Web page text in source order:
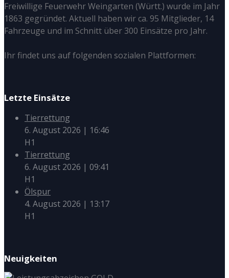
Freiwillige Feuerwehr Weingarten (Württ.) wurde im Jahr
1863 gegründet. Aktuell haben wir ca. 95 Mitglieder, 14
Fahrzeuge und im Schnitt über 300 Einsätze pro Jahr.
Ihr findet uns auf folgenden sozialen Plattformen:
Letzte Einsätze
Tierrettung
6. August 2026 | 16:46
H1
Tierrettung
6. August 2026 | 09:41
H1
Ölspur
4. August 2026 | 13:17
H1
Neuigkeiten